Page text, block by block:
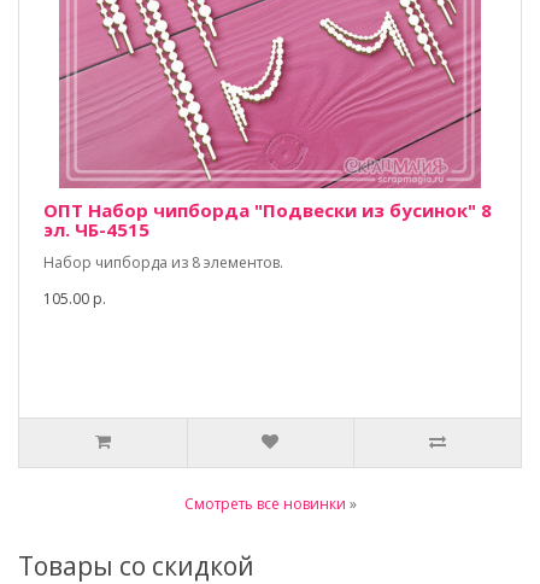
ОПТ Набор чипборда "Подвески из бусинок" 8
эл. ЧБ-4515
Набор чипборда из 8 элементов.
105.00 р.
Смотреть все новинки »
Товары со скидкой